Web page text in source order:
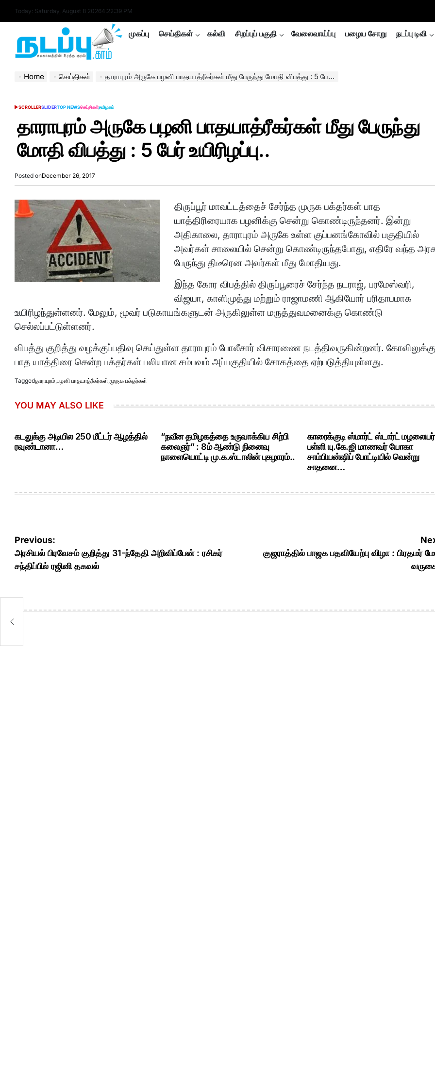
Today: Saturday, August 8 20264:22:40 PM
nadappu.com
முகப்பு செய்திகள் கல்வி சிறப்புப் பகுதி வேலைவாய்ப்பு பழைய சோறு நடப்பு டிவி
Home செய்திகள் தாராபுரம் அருகே பழனி பாதயாத்ரீகர்கள் மீது பேருந்து மோதி விபத்து : 5 பேர் உயிரிழப்பு..
POSTED
SCROLLERSLIDERTOP NEWSசெய்திகள்தமிழகம்
தாராபுரம் அருகே பழனி பாதயாத்ரீகர்கள் மீது பேருந்து
மோதி விபத்து : 5 பேர் உயிரிழப்பு..
Posted onDecember 26, 2017
திருப்பூர் மாவட்டத்தைச் சேர்ந்த முருக பக்தர்கள் பாத
யாத்திரிரையாக பழனிக்கு சென்று கொண்டிருந்தனர். இன்று
அதிகாலை, தாராபுரம் அருகே உள்ள குப்பனங்கோவில் பகுதியில்
அவர்கள் சாலையில் சென்று கொண்டிருந்தபோது, எதிரே வந்த
பேருந்து திடீரென அவர்கள் மீது மோதியது.
இந்த கோர விபத்தில் திருப்பூரைச் சேர்ந்த நடராஜ், பரமேஸ்வரி,
விஜயா, காளிமுத்து மற்றும் ராஜாமணி ஆகியோர் பரிதாபமாக
உயிரிழந்துள்ளனர். மேலும், மூவர் படுகாயங்களுடன் அருகிலுள்ள மருத்துவமனைக்கு கொண்டு
செல்லப்பட்டுள்ளனர்.
விபத்து குறித்து வழக்குப்பதிவு செய்துள்ள தாராபுரம் போலீசார் விசாரணை நடத்திவருகின்றனர். கோவிலுக்கு
பாத யாத்திரை சென்ற பக்தர்கள் பலியான சம்பவம் அப்பகுதியில் சோகத்தை ஏற்படுத்தியுள்ளது.
Taggedதாராபுரம்,பழனி பாதயாத்ரீகர்கள்,முருக பக்தர்கள்
YOU MAY ALSO LIKE
கடலுக்கு அடியில 250 மீட்டர் ஆழத்தில்
ரவுண்டானா…
“நவீன தமிழகத்தை உருவாக்கிய சிற்பி
கலைஞர்” : 8ம் ஆண்டு நினைவு
நாளையொட்டி மு.க.ஸ்டாலின் புகழாரம்..
காரைக்குடி ஸ்மார்ட் ஸ்டார்ட் மழலையர்
பள்ளி யு.கே.ஜி மாணவர் யோகா
சாம்பியன்ஷிப் போட்டியில் வென்று
சாதனை…
Post
navigation
Previous:
அரசியல் பிரவேசம் குறித்து 31-ந்தேதி அறிவிப்பேன் : ரசிகர்
சந்திப்பில் ரஜினி தகவல்
குஜராத்தில் பாஜக பதவியேற்பு விழா : பிரதமர்